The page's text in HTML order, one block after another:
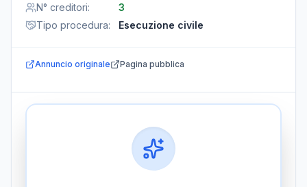
N° creditori:
3
Tipo procedura: Esecuzione civile
Annuncio originale Pagina pubblica